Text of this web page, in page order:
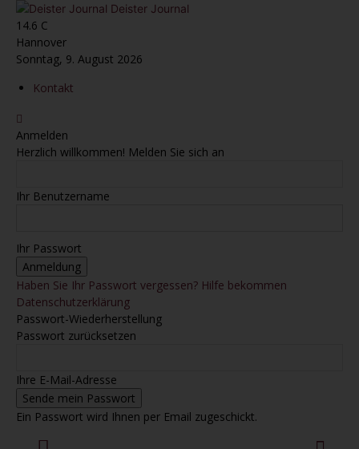
Deister Journal
14.6 C
Hannover
Sonntag, 9. August 2026
Kontakt
Anmelden
Herzlich willkommen! Melden Sie sich an
Ihr Benutzername
Ihr Passwort
Haben Sie Ihr Passwort vergessen? Hilfe bekommen
Datenschutzerklärung
Passwort-Wiederherstellung
Passwort zurücksetzen
Ihre E-Mail-Adresse
Ein Passwort wird Ihnen per Email zugeschickt.